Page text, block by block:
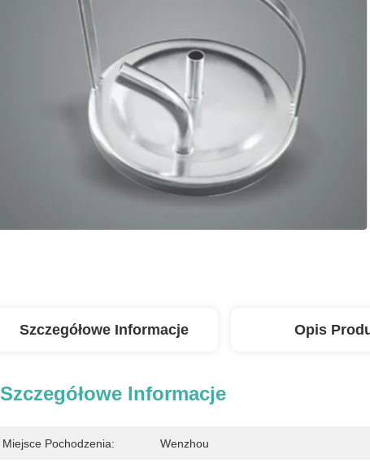
Szczegółowe Informacje Opis
Szczegółowe Informacje
Miejsce Pochodzenia: Wenzhou